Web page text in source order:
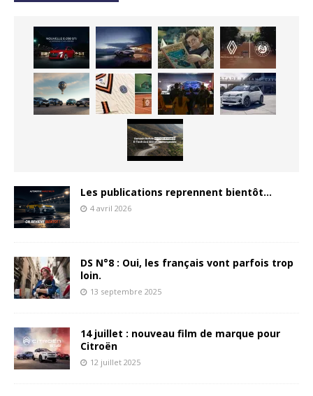
Les publications reprennent bientôt…
4 avril 2026
DS N°8 : Oui, les français vont parfois trop
loin.
13 septembre 2025
14 juillet : nouveau film de marque pour
Citroën
12 juillet 2025